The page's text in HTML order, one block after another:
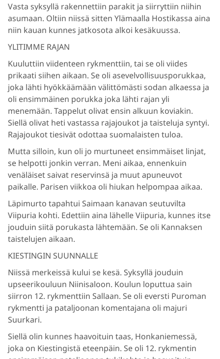
Vasta syksyllä rakennettiin parakit ja siirryttiin niihin
asumaan. Oltiin niissä sitten Ylämaalla Hostikassa aina
niin kauan kunnes jatkosota alkoi kesäkuussa.
YLITIMME RAJAN
Kuuluttiin viidenteen rykmenttiin, tai se oli viides
prikaati siihen aikaan. Se oli asevelvollisuusporukkaa,
joka lähti hyökkäämään välittömästi sodan alkaessa ja
oli ensimmäinen porukka joka lähti rajan yli
menemään. Tappelut olivat ensin alkuun koviakin.
Siellä olivat heti vastassa rajajoukot ja taisteluja syntyi.
Rajajoukot tiesivät odottaa suomalaisten tuloa.
Mutta silloin, kun oli jo murtuneet ensimmäiset linjat,
se helpotti jonkin verran. Meni aikaa, ennenkuin
venäläiset saivat reservinsä ja muut apuneuvot
paikalle. Parisen viikkoa oli hiukan helpompaa aikaa.
Läpimurto tapahtui Saimaan kanavan seutuvilta
Viipuria kohti. Edettiin aina lähelle Viipuria, kunnes itse
jouduin siitä porukasta lähtemään. Se oli Kannaksen
taistelujen aikaan.
KIESTINGIN SUUNNALLE
Niissä merkeissä kului se kesä. Syksyllä jouduin
upseerikouluun Niinisaloon. Koulun loputtua sain
siirron 12. rykmenttiin Sallaan. Se oli eversti Puroman
rykmentti ja pataljoonan komentajana oli majuri
Suurkari.
Siellä olin kunnes haavoituin taas, Honkaniemessä,
joka on Kiestingistä eteenpäin. Se oli 12. rykmentin